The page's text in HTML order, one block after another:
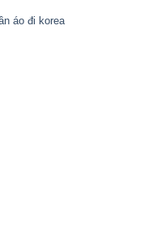
áo đi korea